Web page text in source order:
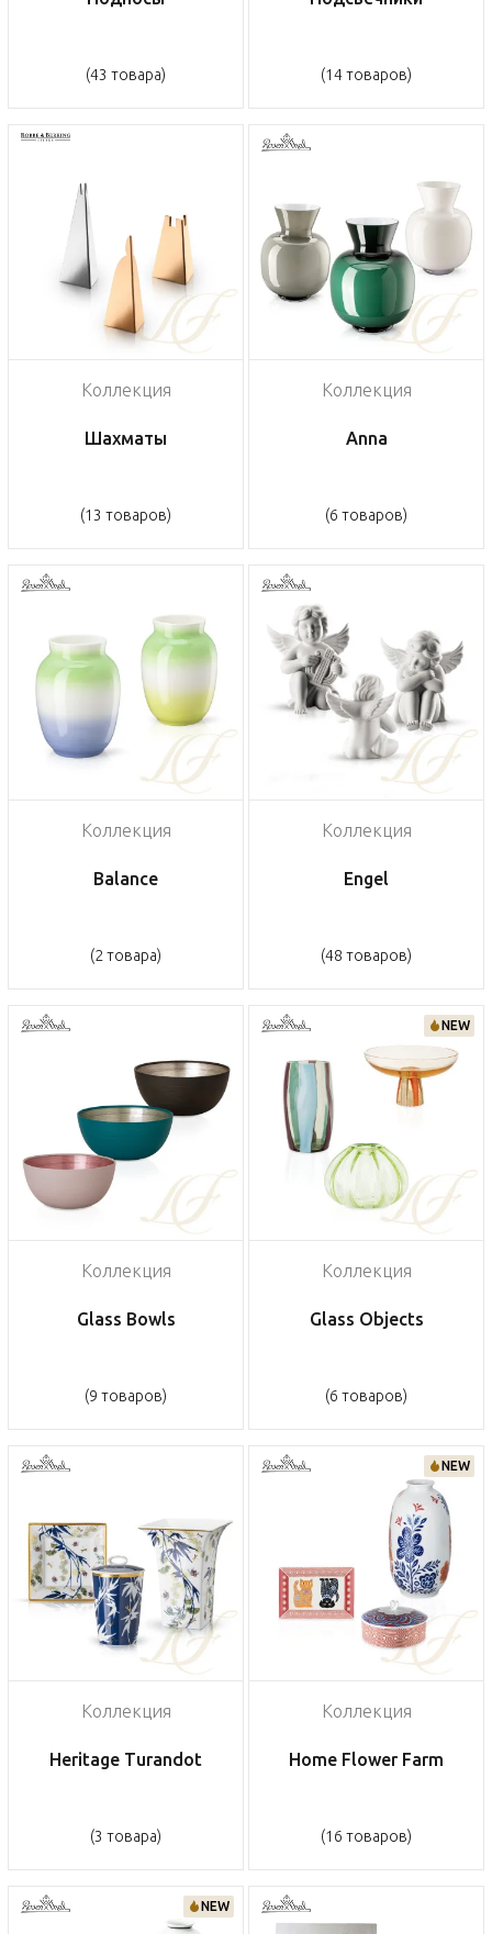
(43 товара) (14 товаров)
Коллекция
Шахматы
(13 товаров)
Коллекция
Anna
(6 товаров)
Коллекция
Balance
(2 товара)
Коллекция
Engel
(48 товаров)
Коллекция
Glass Bowls
(9 товаров)
NEW
Коллекция
Glass Objects
(6 товаров)
Коллекция
Heritage Turandot
(3 товара)
NEW
Коллекция
Home Flower Farm
(16 товаров)
NEW